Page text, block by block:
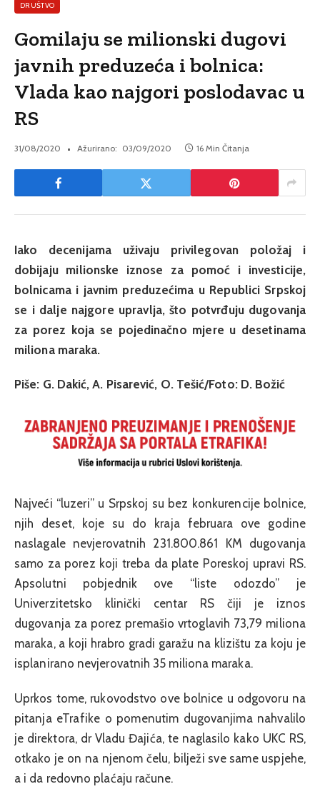
DRUŠTVO
Gomilaju se milionski dugovi
javnih preduzeća i bolnica:
Vlada kao najgori poslodavac u
RS
31/08/2020 Ažurirano: 03/09/2020 16 Min Čitanja
Iako decenijama uživaju privilegovan položaj i
dobijaju milionske iznose za pomoć i investicije,
bolnicama i javnim preduzećima u Republici Srpskoj
se i dalje najgore upravlja, što potvrđuju dugovanja
za porez koja se pojedinačno mjere u desetinama
miliona maraka.
Piše: G. Dakić, A. Pisarević, O. Tešić/Foto: D. Božić
Najveći “luzeri” u Srpskoj su bez konkurencije bolnice,
njih deset, koje su do kraja februara ove godine
naslagale nevjerovatnih 231.800.861 KM dugovanja
samo za porez koji treba da plate Poreskoj upravi RS.
Apsolutni pobjednik ove “liste odozdo” je
Univerzitetsko klinički centar RS čiji je iznos
dugovanja za porez premašio vrtoglavih 73,79 miliona
maraka, a koji hrabro gradi garažu na klizištu za koju je
isplanirano nevjerovatnih 35 miliona maraka.
Uprkos tome, rukovodstvo ove bolnice u odgovoru na
pitanja eTrafike o pomenutim dugovanjima nahvalilo
je direktora, dr Vladu Đajića, te naglasilo kako UKC RS,
otkako je on na njenom čelu, bilježi sve same uspjehe,
a i da redovno plaćaju račune.